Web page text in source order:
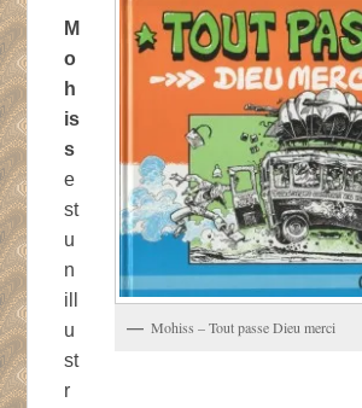
Mohiss – Tout passe Dieu merci
M
o
h
is
s
e
st
u
n
ill
u
st
r